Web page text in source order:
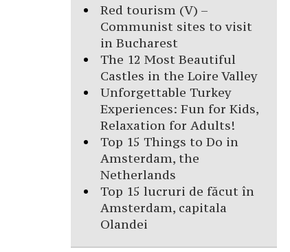
Red tourism (V) –
Communist sites to visit
in Bucharest
The 12 Most Beautiful
Castles in the Loire Valley
Unforgettable Turkey
Experiences: Fun for Kids,
Relaxation for Adults!
Top 15 Things to Do in
Amsterdam, the
Netherlands
Top 15 lucruri de făcut în
Amsterdam, capitala
Olandei